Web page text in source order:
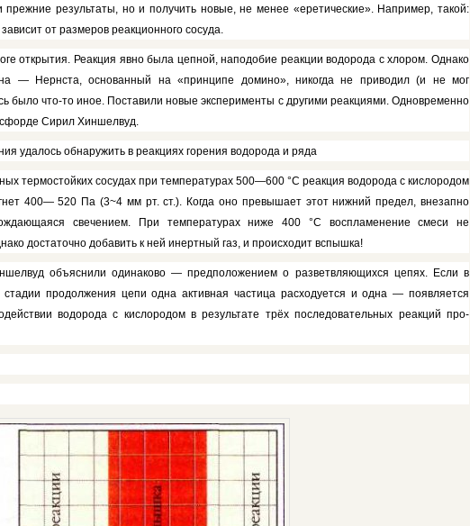
прежние результаты, но и получить новые, не менее «еретические». На­пример, такой:
от разме­ров реакционного сосуда.
открытия. Реакция явно была цепной, наподобие реакции во­дорода с хлором. Однако
— Нернста, основанный на «принци­пе домино», никогда не приводил (и не мог
было что-то иное. Поставили новые эксперименты с другими реакциями. Одновременно
Сирил Хиншелвуд.
удалось обнаружить в реакциях горения водорода и ряда
термостойких сосудах при температурах 500—600 °С реакция во­дорода с кислородом
400— 520 Па (3~4 мм рт. ст.). Когда оно превышает этот нижний предел, вне­запно
свечением. При температурах ниже 400 °С воспламе­нение смеси не
достаточно добавить к ней инертный газ, и про­исходит вспышка!
объяснили одинаково — предположением о разветвляющихся цепях. Если в
продолжения цепи одна активная частица расходу­ется и одна — появляется
водорода с кислородом в результате трёх последовательных реакций про­